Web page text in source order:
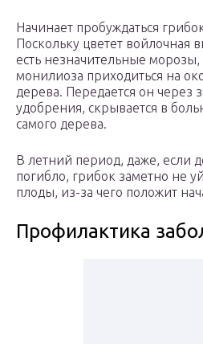
Начинает пробуждаться
Поскольку цветет войлочная
есть незначительные морозы,
монилиоза приходиться на
дерева. Передается он через
удобрения, скрывается в
самого дерева.
В летний период, даже, если
погибло, грибок заметно не
плоды, из-за чего положит
Профилактика